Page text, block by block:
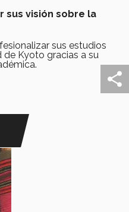
sus visión sobre la
sus estudios
de Kyoto gracias a su